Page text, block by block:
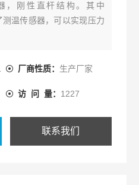
，刚性直杆结构。其中
温传感器，可以实现压力
厂商性质： 生产厂家
访 问 量： 1227
联系我们